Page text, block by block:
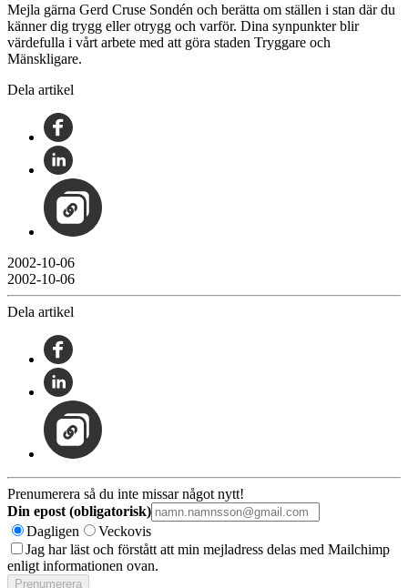
Mejla gärna Gerd Cruse Sondén och berätta om ställen i stan där du
känner dig trygg eller otrygg och varför. Dina synpunkter blir
värdefulla i vårt arbete med att göra staden Tryggare och
Mänskligare.
Dela artikel
2002-10-06
2002-10-06
Dela artikel
Prenumerera så du inte missar något nytt!
Din epost (obligatorisk)
Dagligen
Veckovis
Jag har läst och förstått att min mejladress delas med Mailchimp
enligt informationen ovan.